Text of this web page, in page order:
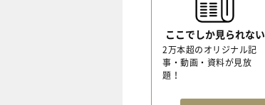
ここでしか見られない
2万本超のオリジナル記
事・動画・資料が見放
題！